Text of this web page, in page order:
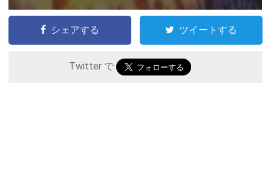
シェアする ツイートする
Twitter で